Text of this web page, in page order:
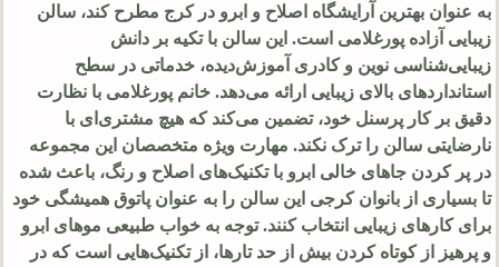
به عنوان بهترین آرایشگاه اصلاح و ابرو در کرج مطرح کند، سالن
زیبایی آزاده پورغلامی است. این سالن با تکیه بر دانش
زیبایی‌شناسی نوین و کادری آموزش‌دیده، خدماتی در سطح
استانداردهای بالای زیبایی ارائه می‌دهد. خانم پورغلامی با نظارت
دقیق بر کار پرسنل خود، تضمین می‌کند که هیچ مشتری‌ای با
نارضایتی سالن را ترک نکند. مهارت ویژه متخصصان این مجموعه
در پر کردن جاهای خالی ابرو با تکنیک‌های اصلاح و رنگ، باعث شده
تا بسیاری از بانوان کرجی این سالن را به عنوان پاتوق همیشگی خود
برای کارهای زیبایی انتخاب کنند. توجه به خواب طبیعی موهای ابرو
و پرهیز از کوتاه کردن بیش از حد تارها، از تکنیک‌هایی است که در